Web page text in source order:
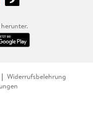
Widerrufsbelehrung